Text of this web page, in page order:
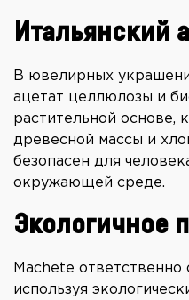
Итальянский
В ювелирных
ацетат целлюлозы и
растительной основе,
древесной массы и
безопасен для
окружающей среде.
Экологичное
Machete ответственно
используя